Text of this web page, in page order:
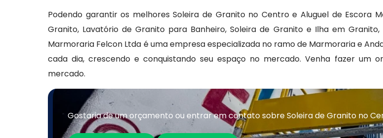
Podendo garantir os melhores Soleira de Granito no Centro e Aluguel de Escora
Granito, Lavatório de Granito para Banheiro, Soleira de Granito e Ilha em Granito,
Marmoraria Felcon Ltda é uma empresa especializada no ramo de Marmoraria e
cada dia, crescendo e conquistando seu espaço no mercado. Venha fazer
mercado.
Gostaria de um orçamento ou entrar em contato sobre Soleira de Granito no